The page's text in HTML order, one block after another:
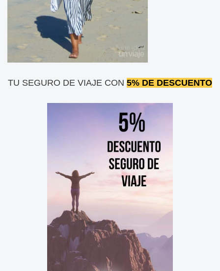
TU SEGURO DE VIAJE CON 5% DE DESCUENTO